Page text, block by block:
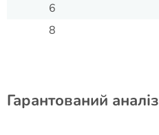
6
8
Гарантований аналіз